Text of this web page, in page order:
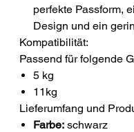
perfekte Passform,
Design und ein
Kompatibilität:
Passend für folgende
5 kg
11kg
Lieferumfang und
Farbe: schwarz